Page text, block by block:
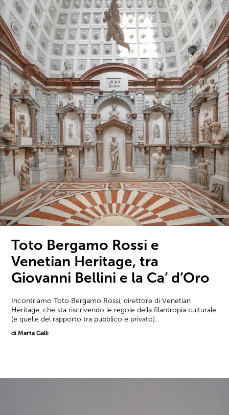
Toto Bergamo Rossi e
Venetian Heritage, tra
Giovanni Bellini e la Ca’ d’Oro
Incontriamo Toto Bergamo Rossi, direttore di Venetian
Heritage, che sta riscrivendo le regole della filantropia culturale
(e quelle del rapporto tra pubblico e privato).
di Marta Galli